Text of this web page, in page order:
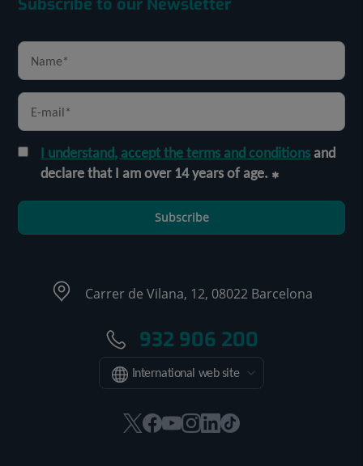
Subscribe to our Newsletter
I understand, accept the terms and conditionsand
declare that I am over 14 years of age.
Subscribe
Carrer de Vilana, 12, 08022 Barcelona
932 906 200
International web site
ThisThisThisThisThisLink